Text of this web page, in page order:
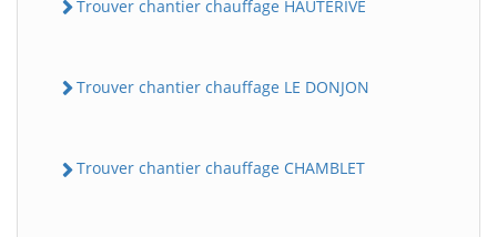
Trouver chantier chauffage HAUTERIVE
Trouver chantier chauffage LE DONJON
Trouver chantier chauffage CHAMBLET